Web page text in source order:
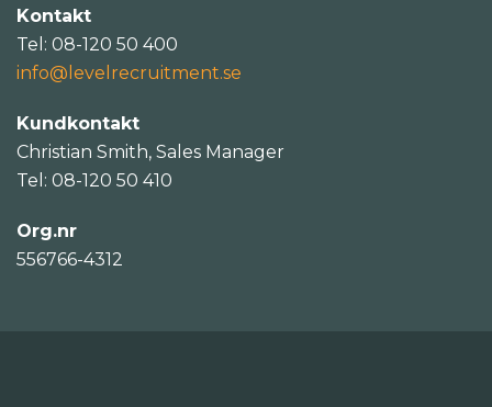
Kontakt
Tel: 08-120 50 400
info@levelrecruitment.se
Kundkontakt
Christian Smith, Sales Manager
Tel: 08-120 50 410
Org.nr
556766-4312